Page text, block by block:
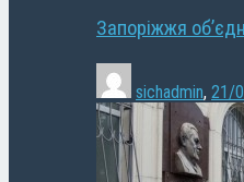
Запоріжжя
sichadmin, 21/